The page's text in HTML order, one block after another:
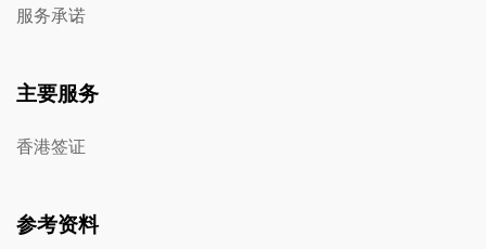
服务承诺
主要服务
香港签证
参考资料